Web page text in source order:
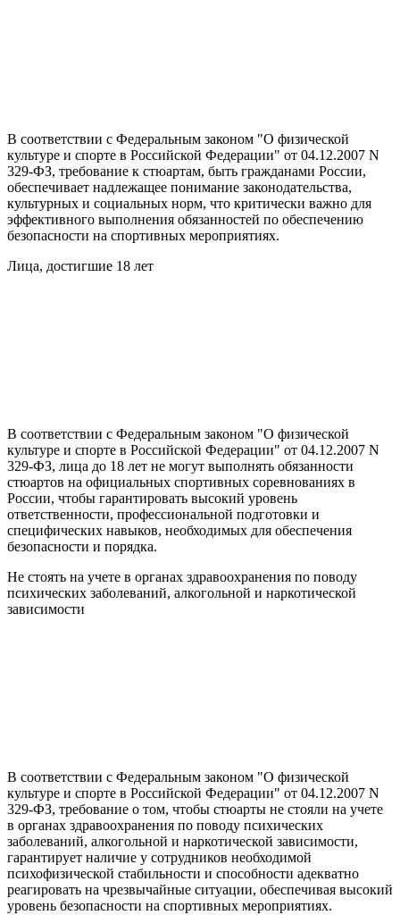
В соответствии с Федеральным законом "О физической
культуре и спорте в Российской Федерации" от 04.12.2007 N
329-ФЗ, требование к стюартам, быть гражданами России,
обеспечивает надлежащее понимание законодательства,
культурных и социальных норм, что критически важно для
эффективного выполнения обязанностей по обеспечению
безопасности на спортивных мероприятиях.
Лица, достигшие 18 лет
В соответствии с Федеральным законом "О физической
культуре и спорте в Российской Федерации" от 04.12.2007 N
329-ФЗ, лица до 18 лет не могут выполнять обязанности
стюартов на официальных спортивных соревнованиях в
России, чтобы гарантировать высокий уровень
ответственности, профессиональной подготовки и
специфических навыков, необходимых для обеспечения
безопасности и порядка.
Не стоять на учете в органах здравоохранения по поводу
психических заболеваний, алкогольной и наркотической
зависимости
В соответствии с Федеральным законом "О физической
культуре и спорте в Российской Федерации" от 04.12.2007 N
329-ФЗ, требование о том, чтобы стюарты не стояли на учете
в органах здравоохранения по поводу психических
заболеваний, алкогольной и наркотической зависимости,
гарантирует наличие у сотрудников необходимой
психофизической стабильности и способности адекватно
реагировать на чрезвычайные ситуации, обеспечивая высокий
уровень безопасности на спортивных мероприятиях.